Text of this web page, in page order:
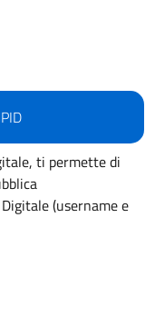
ti permette di
(username e